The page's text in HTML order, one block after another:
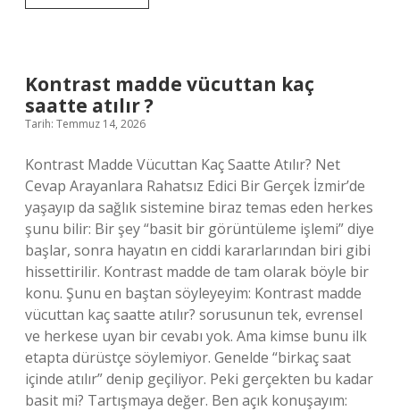
kaçıncı
Kontrast madde vücuttan kaç
saatte atılır ?
Tarih: Temmuz 14, 2026
Kontrast Madde Vücuttan Kaç Saatte Atılır? Net
Cevap Arayanlara Rahatsız Edici Bir Gerçek İzmir’de
yaşayıp da sağlık sistemine biraz temas eden herkes
şunu bilir: Bir şey “basit bir görüntüleme işlemi” diye
başlar, sonra hayatın en ciddi kararlarından biri gibi
hissettirilir. Kontrast madde de tam olarak böyle bir
konu. Şunu en baştan söyleyeyim: Kontrast madde
vücuttan kaç saatte atılır? sorusunun tek, evrensel
ve herkese uyan bir cevabı yok. Ama kimse bunu ilk
etapta dürüstçe söylemiyor. Genelde “birkaç saat
içinde atılır” denip geçiliyor. Peki gerçekten bu kadar
basit mi? Tartışmaya değer. Ben açık konuşayım: